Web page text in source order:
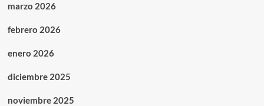
marzo 2026
febrero 2026
enero 2026
diciembre 2025
noviembre 2025